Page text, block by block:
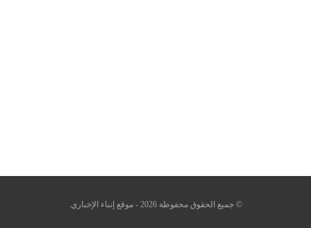
© جميع الحقوق محفوظة 2026 - موقع إنباء الإخباري.